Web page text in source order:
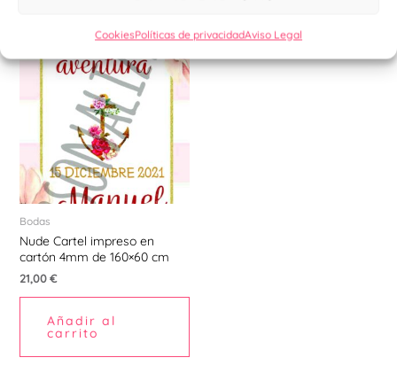
CookiesPolíticas de privacidadAviso Legal
Bodas
Nude Cartel impreso en
cartón 4mm de 160×60 cm
21,00€
Añadir al
carrito